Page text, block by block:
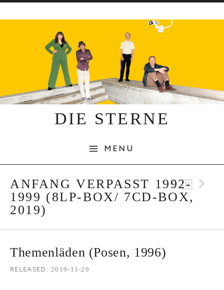
DIE STERNE
MENU
ANFANG VERPASST 1992-
1999 (8LP-BOX/ 7CD-BOX,
2019)
Themenläden (Posen, 1996)
RELEASED 2019-11-29